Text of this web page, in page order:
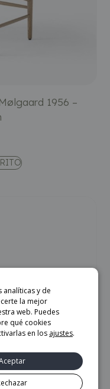
1956 –
analíticas y de
la mejor
web. Puedes
qué cookies
en los ajustes.